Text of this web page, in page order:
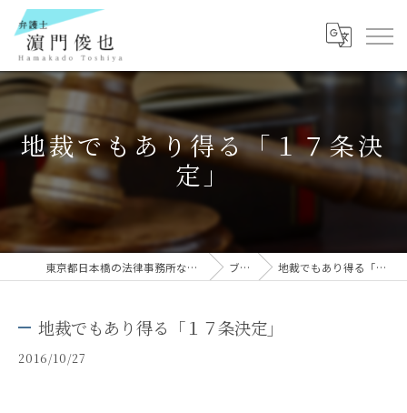
地裁でもあり得る「１７条決
定」
東京都日本橋の法律事務所なら弁護士 濵門俊也 ブログ 地裁でもあり得る「１７条決定」
地裁でもあり得る「１７条決定」
2016/10/27